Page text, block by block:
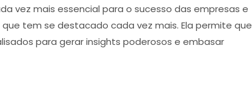
vez mais essencial para o sucesso das empresas e
tem se destacado cada vez mais. Ela permite que
​​para gerar insights poderosos e embasar